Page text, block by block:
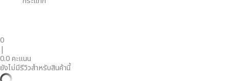
0
|
0.0 คะแนน
ยังไม่มีรีวิวสำหรับสินค้านี้